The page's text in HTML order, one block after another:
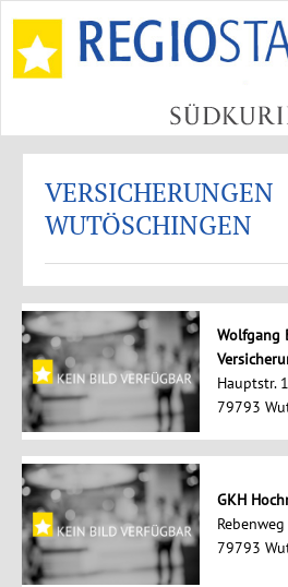
VERSICHERUNGEN
WUTÖSCHINGEN
Wolfgang
Hauptstr.
79793
GKH
79793